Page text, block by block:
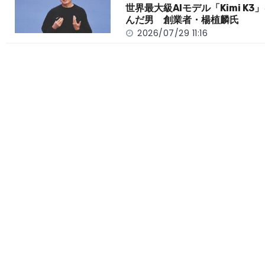
世界最大級AIモデル「Kimi K3
んだ男 創業者・楊植麟氏
2026/07/29 11:16